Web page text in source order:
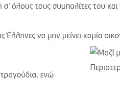
όλους τους συμπολίτες του και
να μην μείνει καμία
ενώ